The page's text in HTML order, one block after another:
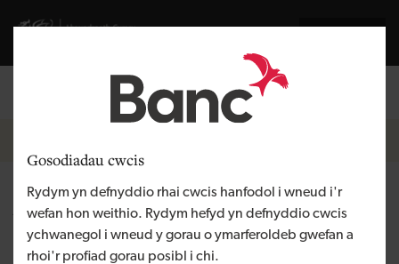
Gosodiadau cwcis
Rydym yn defnyddio rhai cwcis hanfodol i wneud i'r
wefan hon weithio. Rydym hefyd yn defnyddio cwcis
ychwanegol i wneud y gorau o ymarferoldeb gwefan a
rhoi'r profiad gorau posibl i chi.
Adroddiad blynyddol